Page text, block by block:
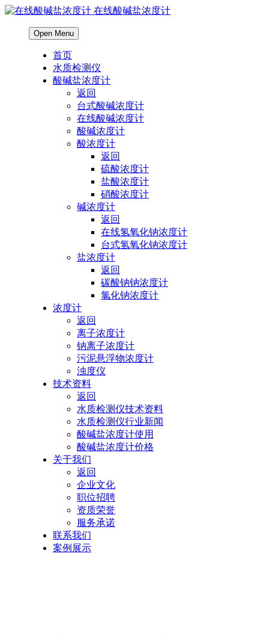
在线酸碱盐浓度计
Open Menu
首页
水质检测仪
酸碱盐浓度计
返回
台式酸碱浓度计
在线酸碱浓度计
酸碱浓度计
酸浓度计
返回
硫酸浓度计
盐酸浓度计
硝酸浓度计
碱浓度计
返回
在线氢氧化钠浓度计
台式氢氧化钠浓度计
盐浓度计
返回
碳酸钠钠浓度计
氯化钠浓度计
浓度计
返回
离子浓度计
钠离子浓度计
污泥悬浮物浓度计
浊度仪
技术资料
返回
水质检测仪技术资料
水质检测仪行业新闻
酸碱盐浓度计使用
酸碱盐浓度计价格
关于我们
返回
企业文化
职位招聘
资质荣誉
服务承诺
联系我们
案例展示